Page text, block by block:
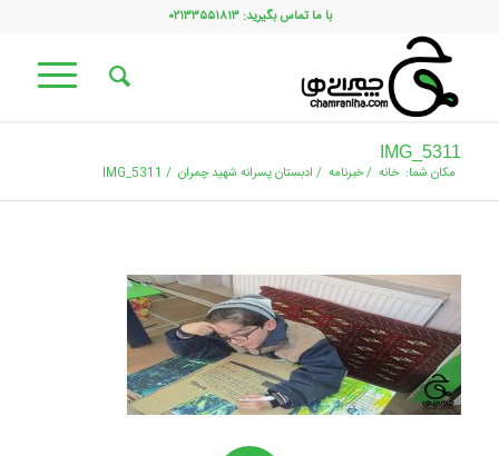
با ما تماس بگیرید: ۰۲۱۳۳۵۵۱۸۱۳
IMG_5311
مکان شما: خانه /خبرنامه / ادبستان پسرانه شهید چمران /
IMG_5311